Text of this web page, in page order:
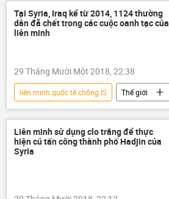
Tại Syria, Iraq kể từ 2014, 1124 thường
dân đã chết trong các cuộc oanh tạc của
liên minh
29 Tháng Mười Một 2018, 22:38
liên minh quốc tế chống IS Thế giới
Syria
Liên minh sử dụng clo trắng để thực
hiện cú tấn công thành phố Hadjin của
Syria